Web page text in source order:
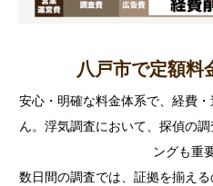
八戸市で定額料
安心・明確な料金体系で、経費
ん。浮気調査において、探偵の
ングも重
数日間の調査では、証拠を揃える